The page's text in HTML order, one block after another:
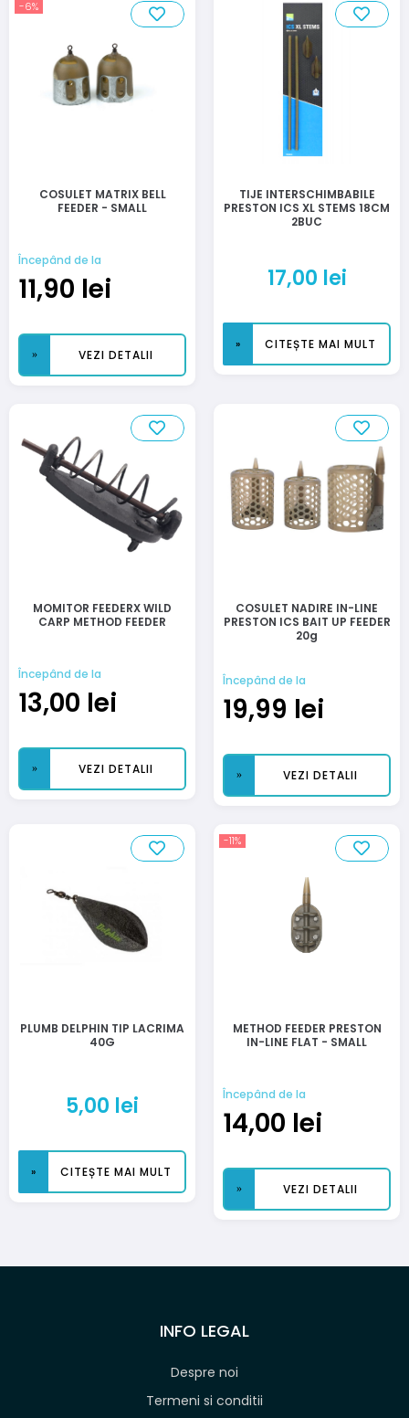
-6%
COSULET MATRIX BELL
FEEDER - SMALL
Începând de la
11,90 lei
VEZI DETALII
TIJE INTERSCHIMBABILE
PRESTON ICS XL STEMS 18CM
2BUC
17,00 lei
CITEȘTE MAI MULT
MOMITOR FEEDERX WILD
CARP METHOD FEEDER
Începând de la
13,00 lei
VEZI DETALII
COSULET NADIRE IN-LINE
PRESTON ICS BAIT UP FEEDER
20g
Începând de la
19,99 lei
VEZI DETALII
PLUMB DELPHIN TIP LACRIMA
40G
5,00 lei
CITEȘTE MAI MULT
-11%
METHOD FEEDER PRESTON
IN-LINE FLAT - SMALL
Începând de la
14,00 lei
VEZI DETALII
INFO LEGAL
Despre noi
Termeni si conditii